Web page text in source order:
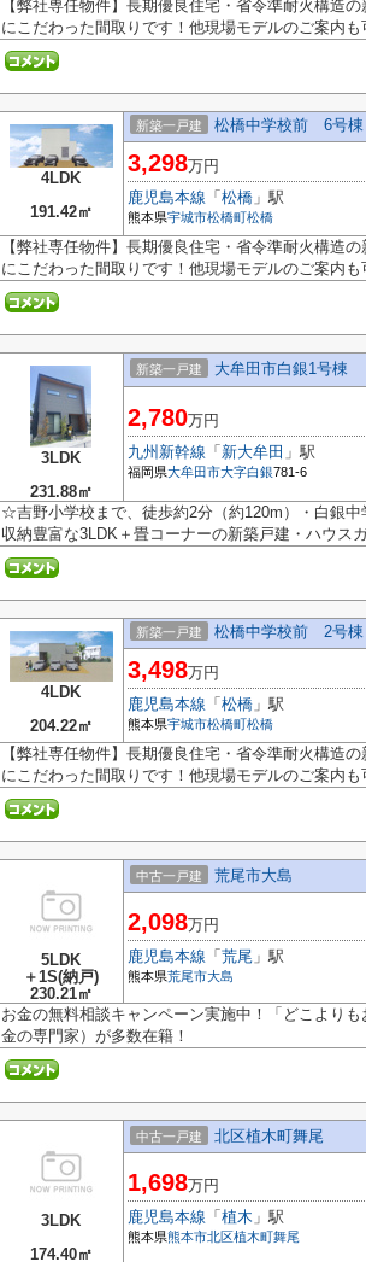
【弊社専任物件】長期優良住宅・省令準耐火構造
にこだわった間取りです！他現場モデルのご案内
4LDK
191.42㎡
新築一戸建 松橋中学校前 6号棟
3,298万円
鹿児島本線 「 松橋 」駅
熊本県宇城市松橋町松橋
【弊社専任物件】長期優良住宅・省令準耐火構造
にこだわった間取りです！他現場モデルのご案内
3LDK
231.88㎡
新築一戸建 大牟田市白銀1号棟
2,780万円
九州新幹線 「 新大牟田 」駅
福岡県大牟田市大字白銀781-6
☆吉野小学校まで、徒歩約2分（約120m）・白銀
収納豊富な3LDK＋畳コーナーの新築戸建・ハウス
4LDK
204.22㎡
新築一戸建 松橋中学校前 2号棟
3,498万円
鹿児島本線 「 松橋 」駅
熊本県宇城市松橋町松橋
【弊社専任物件】長期優良住宅・省令準耐火構造
にこだわった間取りです！他現場モデルのご案内
5LDK
＋1S(納戸)
230.21㎡
中古一戸建 荒尾市大島
2,098万円
鹿児島本線 「 荒尾 」駅
熊本県荒尾市大島
お金の無料相談キャンペーン実施中！「どこより
金の専門家）が多数在籍！
3LDK
174.40㎡
中古一戸建 北区植木町舞尾
1,698万円
鹿児島本線 「 植木 」駅
熊本県熊本市北区植木町舞尾